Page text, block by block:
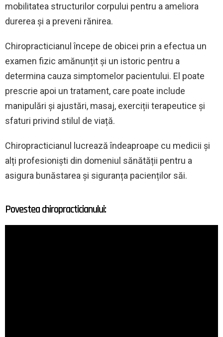
mobilitatea structurilor corpului pentru a ameliora
durerea și a preveni rănirea.
Chiropracticianul începe de obicei prin a efectua un
examen fizic amănunțit și un istoric pentru a
determina cauza simptomelor pacientului. El poate
prescrie apoi un tratament, care poate include
manipulări și ajustări, masaj, exerciții terapeutice și
sfaturi privind stilul de viață.
Chiropracticianul lucrează îndeaproape cu medicii și
alți profesioniști din domeniul sănătății pentru a
asigura bunăstarea și siguranța pacienților săi.
Povestea chiropracticianului: